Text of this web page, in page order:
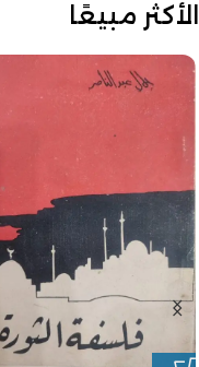
الأكثر مبيعًا